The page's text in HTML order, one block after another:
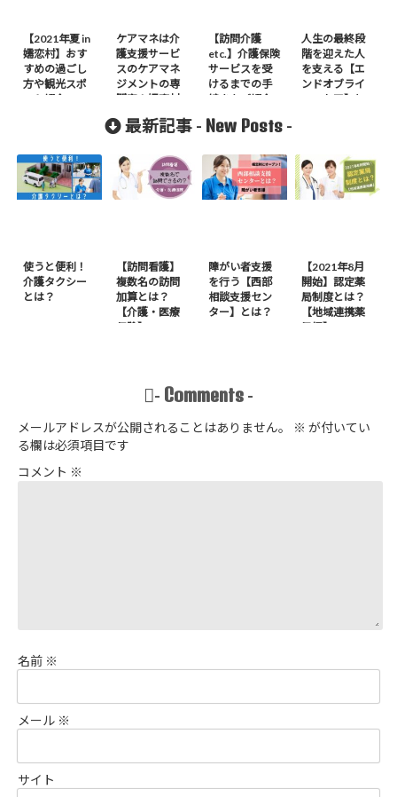
【2021年夏 in
嬬恋村】おす
すめの過ごし
方や観光スポ
ット紹介
ケアマネは介
護支援サービ
スのケアマネ
ジメントの専
門家！嬬恋村
のケアマネの
事も知りた
【訪問介護
etc.】介護保険
サービスを受
けるまでの手
続きをご紹介
人生の最終段
階を迎えた人
を支える【エ
ンドオブライ
フ・ケア】と
最新記事 - New Posts -
使うと便利！
介護タクシー
とは？
【訪問看護】
複数名の訪問
加算とは？
【介護・医療
保険】
障がい者支援
を行う【西部
相談支援セン
ター】とは？
【2021年8月
開始】認定薬
局制度とは？
【地域連携薬
局編】
- Comments -
メールアドレスが公開されることはありません。 ※ が付いてい
る欄は必須項目です
コメント ※
名前 ※
メール ※
サイト